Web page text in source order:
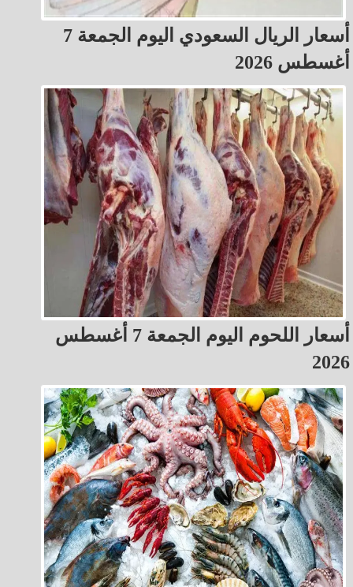
أسعار الريال السعودي اليوم الجمعة 7
أغسطس 2026
أسعار اللحوم اليوم الجمعة 7 أغسطس
2026